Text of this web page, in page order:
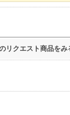
リクエスト商品をみ